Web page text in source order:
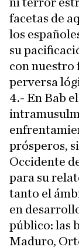
facetas de
los
su
con nuestro
perversa
4.- En Bab
prósperos,
Occidente
para su
tanto el
en
público: las
Maduro,